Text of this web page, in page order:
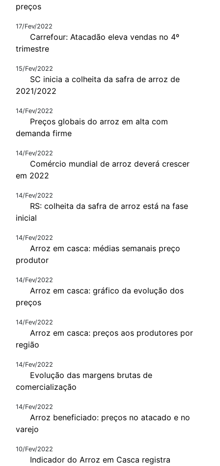
preços
17/Fev/2022
Carrefour: Atacadão eleva vendas no 4º
trimestre
15/Fev/2022
SC inicia a colheita da safra de arroz de
2021/2022
14/Fev/2022
Preços globais do arroz em alta com
demanda firme
14/Fev/2022
Comércio mundial de arroz deverá crescer
em 2022
14/Fev/2022
RS: colheita da safra de arroz está na fase
inicial
14/Fev/2022
Arroz em casca: médias semanais preço
produtor
14/Fev/2022
Arroz em casca: gráfico da evolução dos
preços
14/Fev/2022
Arroz em casca: preços aos produtores por
região
14/Fev/2022
Evolução das margens brutas de
comercialização
14/Fev/2022
Arroz beneficiado: preços no atacado e no
varejo
10/Fev/2022
Indicador do Arroz em Casca registra